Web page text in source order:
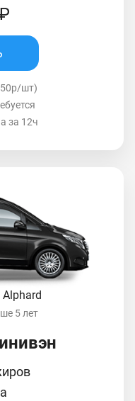
шт)
за 12ч
Alphard
5 лет